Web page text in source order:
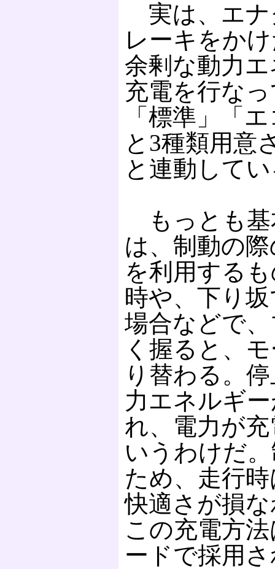
実は、エナ
レーキをか
余剰な動力
充電を行な
「標準」「
と3種類用意
と連動して
もっとも基
は、制動の
を利用する
時や、下り
場合などで
く握ると、
り替わる。
力エネルギ
れ、電力が
いうわけだ
ため、走行
快適さが損
この充電方
ードで採用